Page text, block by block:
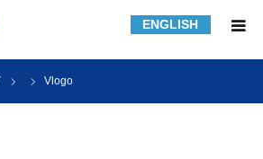
ENGLISH
Vlogo